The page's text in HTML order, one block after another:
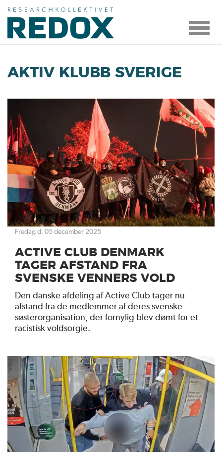
Toggle
AKTIV KLUBB SVERIGE
fredag d. 05 december 2025
ACTIVE CLUB DENMARK
TAGER AFSTAND FRA
SVENSKE VENNERS VOLD
Den danske afdeling af Active Club tager nu
afstand fra de medlemmer af deres svenske
søsterorganisation, der fornylig blev dømt for et
racistisk voldsorgie.